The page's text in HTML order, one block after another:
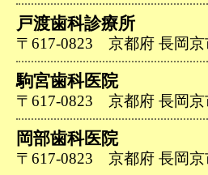
戸渡歯科診療所
〒617-0823 京都府 長岡京
駒宮歯科医院
〒617-0823 京都府 長岡京
岡部歯科医院
〒617-0823 京都府 長岡京